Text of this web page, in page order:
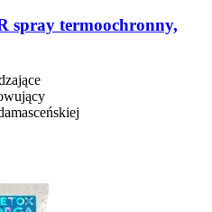
spray termoochronny,